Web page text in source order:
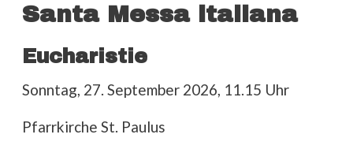
Santa Messa italiana
Eucharistie
Sonntag, 27. September 2026, 11.15 Uhr
Pfarrkirche St. Paulus